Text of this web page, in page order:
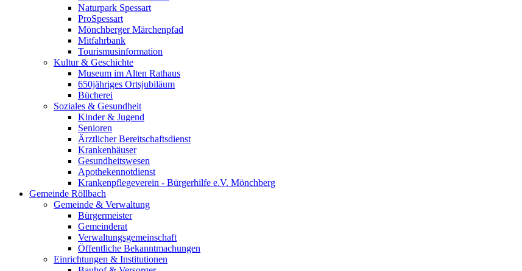
Naturpark Spessart
ProSpessart
Mönchberger Märchenpfad
Mitfahrbank
Tourismusinformation
Kultur & Geschichte
Museum im Alten Rathaus
650jähriges Ortsjubiläum
Bücherei
Soziales & Gesundheit
Kinder & Jugend
Senioren
Ärztlicher Bereitschaftsdienst
Krankenhäuser
Gesundheitswesen
Apothekennotdienst
Krankenpflegeverein - Bürgerhilfe e.V. Mönchberg
Gemeinde Röllbach
Gemeinde & Verwaltung
Bürgermeister
Gemeinderat
Verwaltungsgemeinschaft
Öffentliche Bekanntmachungen
Einrichtungen & Institutionen